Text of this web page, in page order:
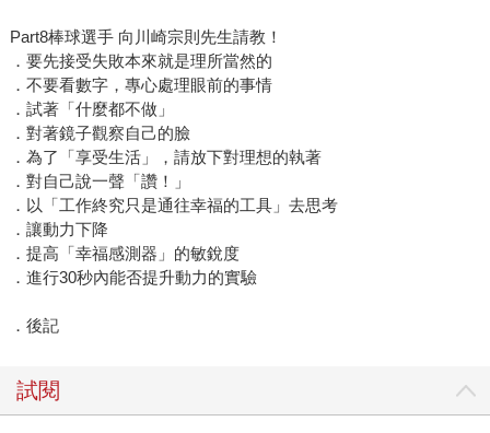
Part8棒球選手 向川崎宗則先生請教！
．要先接受失敗本來就是理所當然的
．不要看數字，專心處理眼前的事情
．試著「什麼都不做」
．對著鏡子觀察自己的臉
．為了「享受生活」，請放下對理想的執著
．對自己說一聲「讚！」
．以「工作終究只是通往幸福的工具」去思考
．讓動力下降
．提高「幸福感測器」的敏銳度
．進行30秒內能否提升動力的實驗
．後記
試閱